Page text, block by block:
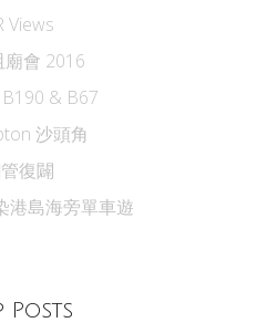
Views
廟會 2016
& B67
沙頭角
復闢
港島海旁單車遊
Posts